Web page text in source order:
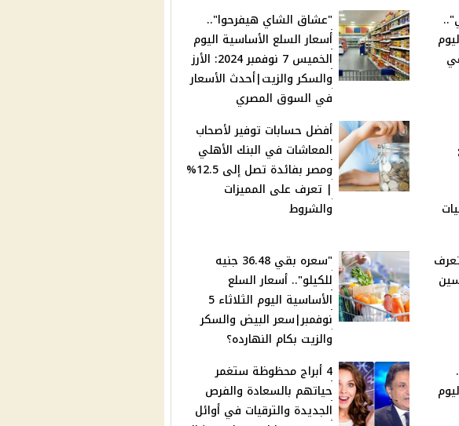
2024 في
"عشاق الشاي هيفرحوا"..
أسعار السلع الأساسية اليوم
الخميس 7 نوفمبر 2024: الأرز
والسكر والزيت|أحدث الأسعار
في السوق المصري
أفضل حسابات توفير لأصحاب
المعاشات في البنك الأهلي
ومصر بفائدة تصل إلى 12.5%
| تعرف على المميزات
والشروط
"سعره بقي 36.48 جنيه
للكيلو".. أسعار السلع
الأساسية اليوم الثلاثاء 5
نوفمبر|سعر البيض والسكر
والزيت بكام النهارده؟
4 أبراج محظوظة ستغمر
حياتهم بالسعادة والفرص
الجديدة والترقيات في أوائل